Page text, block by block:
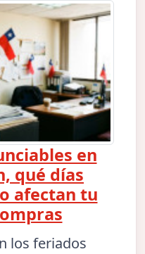
en
qué días
afectan tu
los feriados